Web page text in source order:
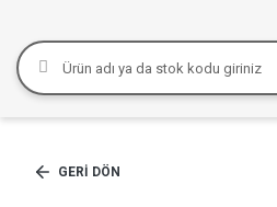
GERI DÖN